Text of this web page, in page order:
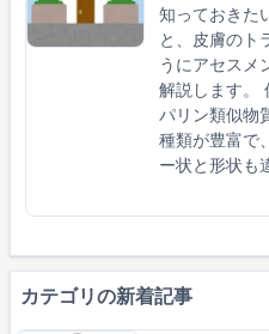
知っておきた
と、皮膚のト
うにアセスメ
解説します。
パリン類似物
種類が豊富で
ー状と形状も
カテゴリの新着記事